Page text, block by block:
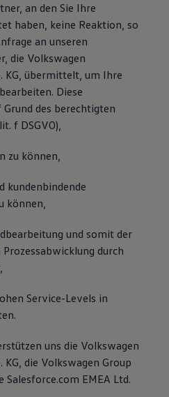
an den Sie Ihre
haben, keine Reaktion, so
an unseren
die Volkswagen
KG, übermittelt, um Ihre
Diese
des berechtigten
f DSGVO),
zu können,
kundenbindende
können,
und somit der
durch
Service-Levels in
uns die Volkswagen
KG, die Volkswagen Group
Salesforce.com EMEA Ltd.